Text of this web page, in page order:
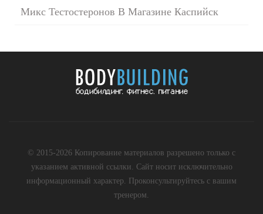
Микс Тестостеронов В Магазине Каспийск
© 2015-2026 Копирование материалов разрешено только с
указанием активной ссылки. Сайт носит исключительно
информационный характер. Проконсультируйтесь с вашим
тренером.